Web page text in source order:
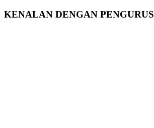
KENALAN DENGAN PENGURUS